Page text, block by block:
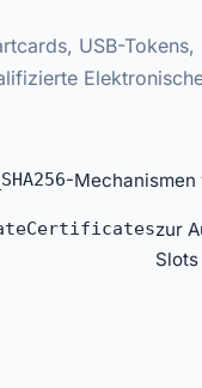
USB-
-Mechanismen
zur